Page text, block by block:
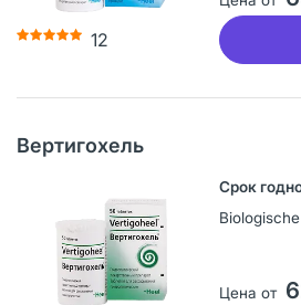
12
Вертигохель
Цена от